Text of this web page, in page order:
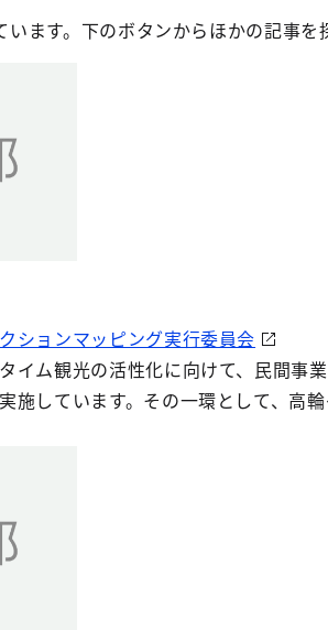
ます。下のボタンからほかの記事を
ションマッピング実行委員会
イム観光の活性化に向けて、民間事
施しています。その一環として、高